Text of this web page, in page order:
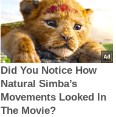
Did You Notice How
Natural Simba’s
Movements Looked In
The Movie?